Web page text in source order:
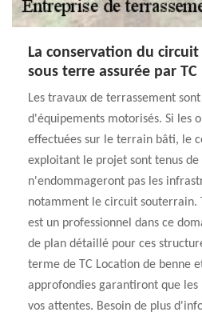
La conservation du
sous terre assurée par
Les travaux de terrassement
d'équipements motorisés. Si les
effectuées sur le terrain bâti, le
exploitant le projet sont tenus de
n'endommageront pas les
notamment le circuit souterrain.
est un professionnel dans ce
de plan détaillé pour ces
terme de TC Location de benne
approfondies garantiront que les
vos attentes. Besoin de plus